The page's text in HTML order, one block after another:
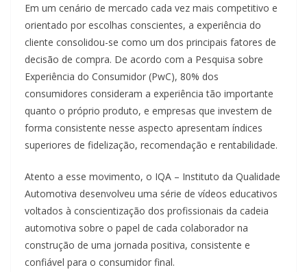
Em um cenário de mercado cada vez mais competitivo e
orientado por escolhas conscientes, a experiência do
cliente consolidou-se como um dos principais fatores de
decisão de compra. De acordo com a Pesquisa sobre
Experiência do Consumidor (PwC), 80% dos
consumidores consideram a experiência tão importante
quanto o próprio produto, e empresas que investem de
forma consistente nesse aspecto apresentam índices
superiores de fidelização, recomendação e rentabilidade.
Atento a esse movimento, o IQA – Instituto da Qualidade
Automotiva desenvolveu uma série de vídeos educativos
voltados à conscientização dos profissionais da cadeia
automotiva sobre o papel de cada colaborador na
construção de uma jornada positiva, consistente e
confiável para o consumidor final.